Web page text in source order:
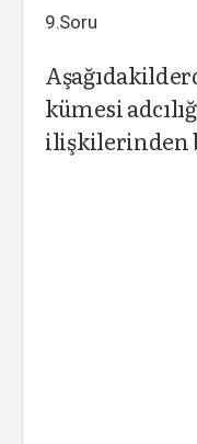
9.Soru
kümesi
ilişkilerinden